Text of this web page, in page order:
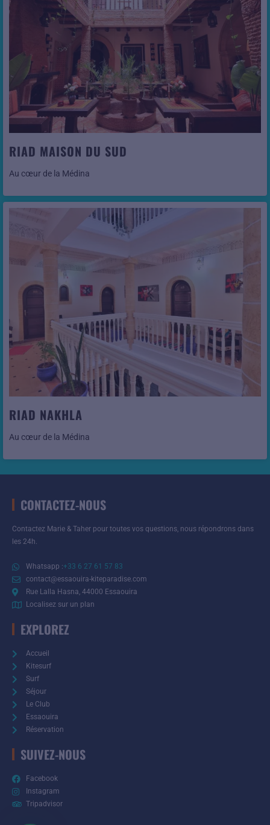
Voir cet hôtel
RIAD MAISON DU SUD
Au cœur de la Médina
Voir cet hôtel
RIAD NAKHLA
Au cœur de la Médina
CONTACTEZ-NOUS
Contactez Marie & Taher pour toutes vos questions, nous répondrons dans
les 24h.
Whatsapp :+33 6 27 61 57 83
contact@essaouira-kiteparadise.com
Rue Lalla Hasna, 44000 Essaouira
Localisez sur un plan
EXPLOREZ
Accueil
Kitesurf
Surf
Séjour
Le Club
Essaouira
Réservation
SUIVEZ-NOUS
Facebook
Instagram
Tripadvisor